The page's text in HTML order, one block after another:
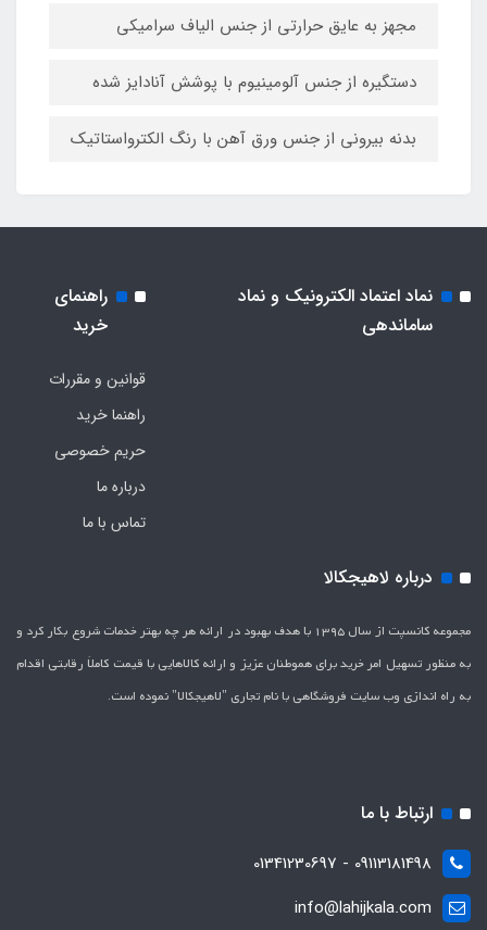
مجهز به عایق حرارتی از جنس الیاف سرامیکی
دستگیره از جنس آلومینیوم با پوشش آنادایز شده
بدنه بیرونی از جنس ورق آهن با رنگ الکترواستاتیک
نماد اعتماد الکترونیک و نماد
ساماندهی
راهنمای
خرید
قوانین و مقررات
راهنما خرید
حریم خصوصی
درباره ما
تماس با ما
درباره لاهیجکالا
مجموعه کانسپت از سال 1395 با هدف بهبود در ارائه هر چه بهتر خدمات شروع بکار کرد و
به منظور تسهیل امر خرید برای هموطنان عزیز و ارائه کالاهایی با قیمت کاملاَ رقابتی اقدام
به راه اندازی وب سایت فروشگاهی با نام تجاری "لاهیج­کالا" نموده است.
ارتباط با ما
09113181498 - 01341230697
info@lahijkala.com